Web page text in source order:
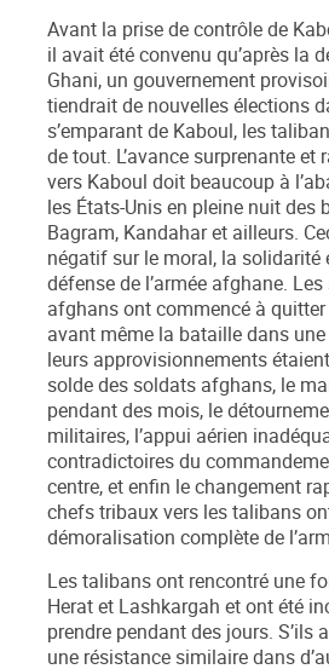
Avant la prise de contrôle de
il avait été convenu qu’après la
Ghani, un gouvernement
tiendrait de nouvelles élections
s’emparant de Kaboul, les
de tout. L’avance surprenante et
vers Kaboul doit beaucoup à
les États-Unis en pleine nuit des
Bagram, Kandahar et ailleurs.
négatif sur le moral, la solidarité
défense de l’armée afghane.
afghans ont commencé à
avant même la bataille dans
leurs approvisionnements
solde des soldats afghans, le
pendant des mois, le
militaires, l’appui aérien
contradictoires du
centre, et enfin le changement
chefs tribaux vers les talibans
démoralisation complète de
Les talibans ont rencontré une
Herat et Lashkargah et ont été
prendre pendant des jours. S’ils
une résistance similaire dans